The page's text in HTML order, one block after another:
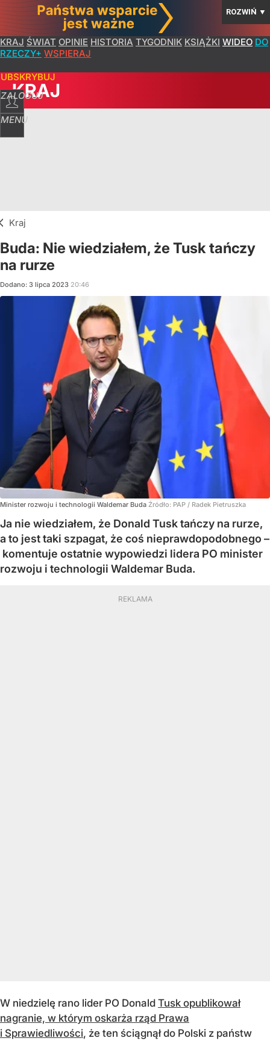
ROZWIŃ ▼
KRAJ ŚWIAT OPINIE HISTORIA TYGODNIK KSIĄŻKI WIDEO DO
RZECZY+ WSPIERAJ
ZALOGUJ
MENU
KRAJ
Kraj
Buda: Nie wiedziałem, że Tusk tańczy
na rurze
Dodano: 3 lipca 2023 20:46
Minister rozwoju i technologii Waldemar Buda Źródło: PAP / Radek Pietruszka
Ja nie wiedziałem, że Donald Tusk tańczy na rurze,
a to jest taki szpagat, że coś nieprawdopodobnego –
komentuje ostatnie wypowiedzi lidera PO minister
rozwoju i technologii Waldemar Buda.
W niedzielę rano lider PO Donald Tusk opublikował
nagranie, w którym oskarża rząd Prawa
i Sprawiedliwości, że ten ściągnął do Polski z państw